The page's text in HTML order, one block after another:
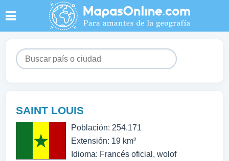
SAINT LOUIS
Población: 254.171
Extensión: 19 km²
Idioma: Francés oficial, wolof